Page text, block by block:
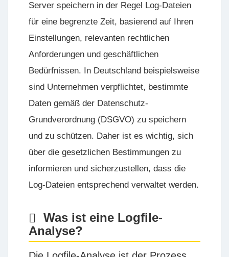
Server speichern in der Regel Log-Dateien
für eine begrenzte Zeit, basierend auf Ihren
Einstellungen, relevanten rechtlichen
Anforderungen und geschäftlichen
Bedürfnissen. In Deutschland beispielsweise
sind Unternehmen verpflichtet, bestimmte
Daten gemäß der Datenschutz-
Grundverordnung (DSGVO) zu speichern
und zu schützen. Daher ist es wichtig, sich
über die gesetzlichen Bestimmungen zu
informieren und sicherzustellen, dass die
Log-Dateien entsprechend verwaltet werden.
Was ist eine Logfile-
Analyse?